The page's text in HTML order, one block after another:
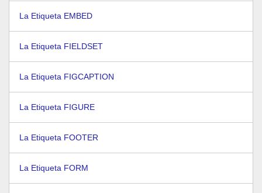
La Etiqueta EMBED
La Etiqueta FIELDSET
La Etiqueta FIGCAPTION
La Etiqueta FIGURE
La Etiqueta FOOTER
La Etiqueta FORM